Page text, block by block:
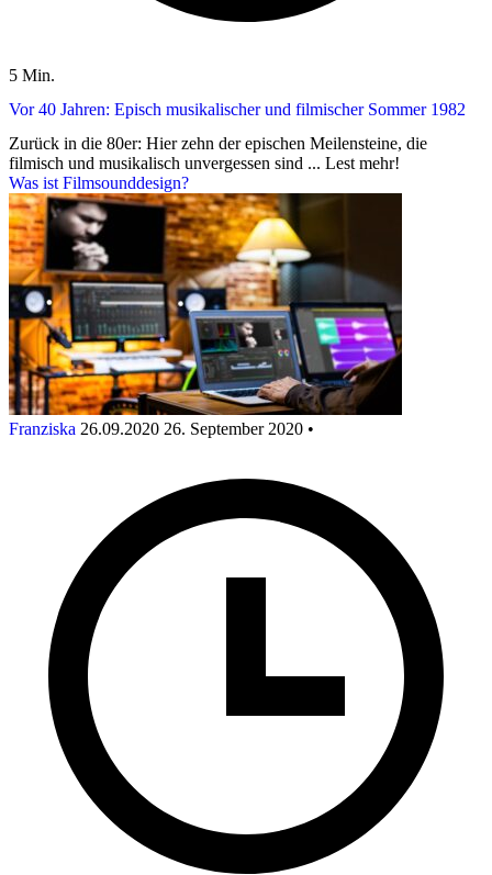
5 Min.
Vor 40 Jahren: Episch musikalischer und filmischer Sommer 1982
Zurück in die 80er: Hier zehn der epischen Meilensteine, die
filmisch und musikalisch unvergessen sind ... Lest mehr!
Was ist Filmsounddesign?
Franziska 26.09.2020 26. September 2020 •